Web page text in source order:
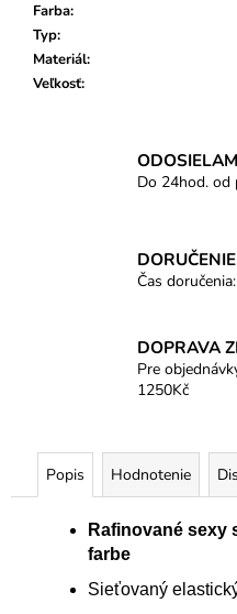
Farba:
Typ:
Materiál:
Veľkosť:
Do 24hod. od
DORUČENIE
Čas
DOPRAVA
Pre
1250Kč
Popis Hodnotenie
Rafinované sexy
farbe
Sieťovaný